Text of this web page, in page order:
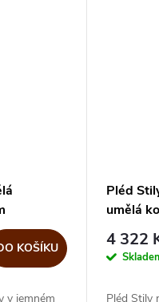
KOŠÍKU
v jemném
Pléd
umělá
4 322
Pléd Stily